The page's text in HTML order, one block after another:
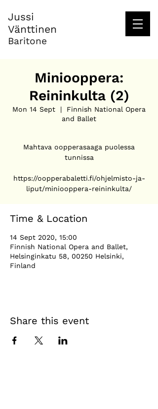
Jussi
Vänttinen
Baritone
Miniooppera:
Reininkulta (2)
Mon 14 Sept
  |
Finnish National Opera
and Ballet
Mahtava oopperasaaga puolessa
tunnissa
https://oopperabaletti.fi/ohjelmisto-ja-
liput/miniooppera-reininkulta/
Time & Location
14 Sept 2020, 15:00
Finnish National Opera and Ballet,
Helsinginkatu 58, 00250 Helsinki,
Finland
Share this event